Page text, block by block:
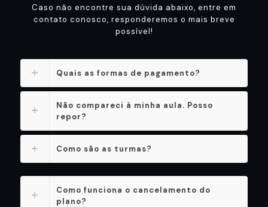
Caso não encontre sua dúvida abaixo, entre em
contato conosco, responderemos o mais breve
possível!
Quais as formas de pagamento?
Não compareci à minha aula. Posso
repor?
Como são as turmas?
Como funciona o cancelamento do
plano?